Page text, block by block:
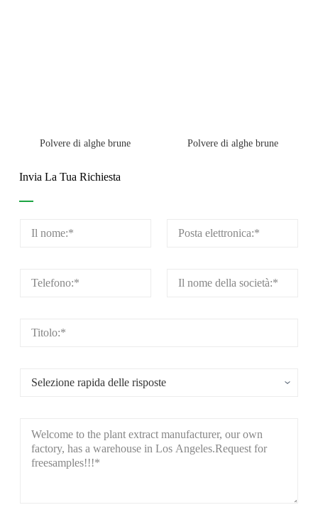
Polvere di alghe brune Polvere di alghe brune
Invia La Tua Richiesta